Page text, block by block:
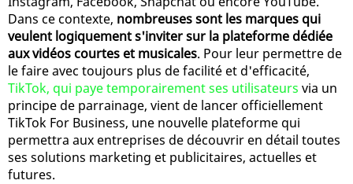
Dans ce contexte, nombreuses sont les marques qui
veulent logiquement s'inviter sur la plateforme dédiée
aux vidéos courtes et musicales. Pour leur permettre de
le faire avec toujours plus de facilité et d'efficacité,
TikTok, qui paye temporairement ses utilisateurs via un
principe de parrainage, vient de lancer officiellement
TikTok For Business, une nouvelle plateforme qui
permettra aux entreprises de découvrir en détail toutes
ses solutions marketing et publicitaires, actuelles et
futures.